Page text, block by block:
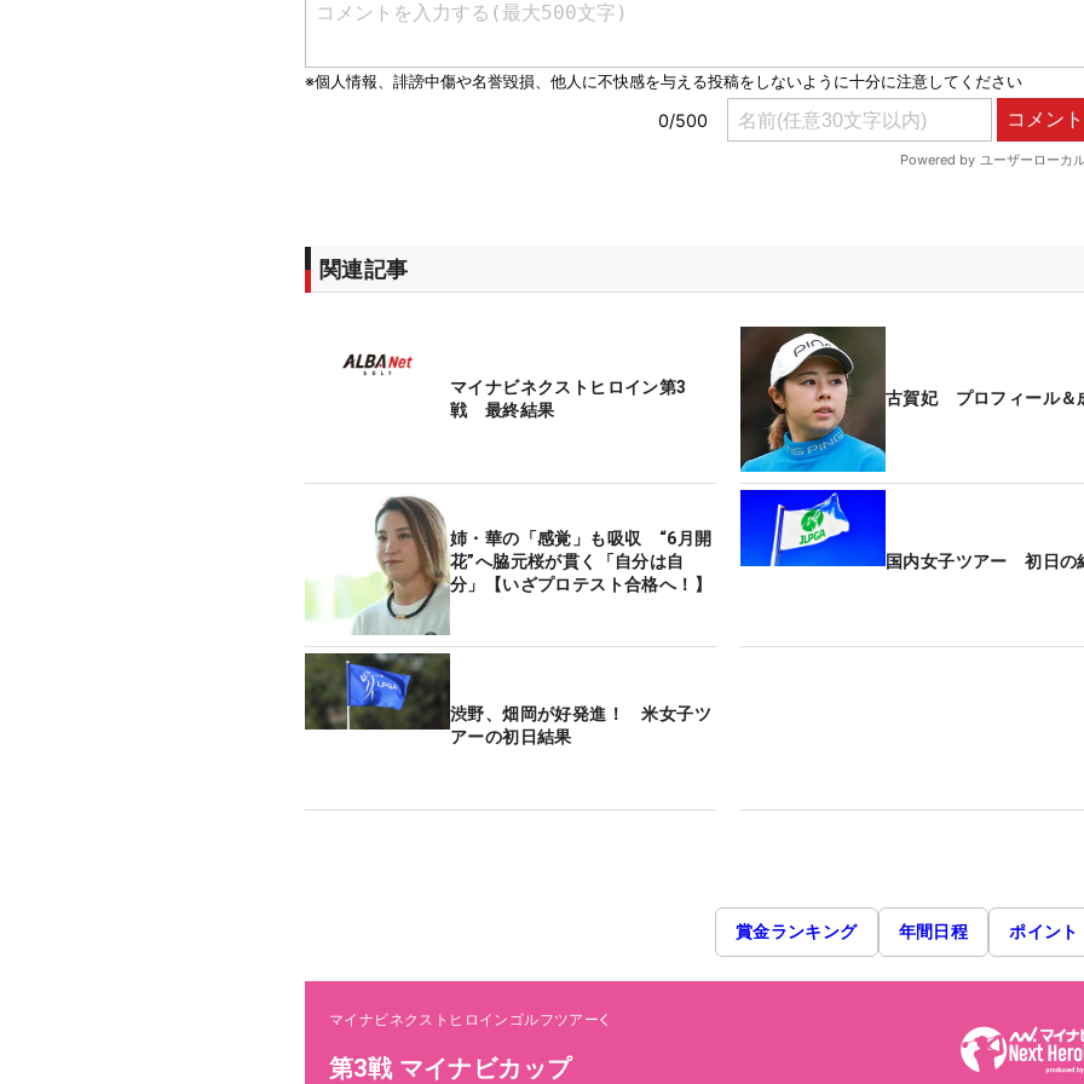
関連記事
マイナビネクストヒロイン第3
戦 最終結果
古賀妃 プロフィール＆
姉・華の「感覚」も吸収 “6月開
花”へ脇元桜が貫く「自分は自
分」【いざプロテスト合格へ！】
国内女子ツアー 初日の
渋野、畑岡が好発進！ 米女子ツ
アーの初日結果
賞金ランキング 年間日程 ポイント
マイナビネクストヒロインゴルフツアー
第3戦 マイナビカップ